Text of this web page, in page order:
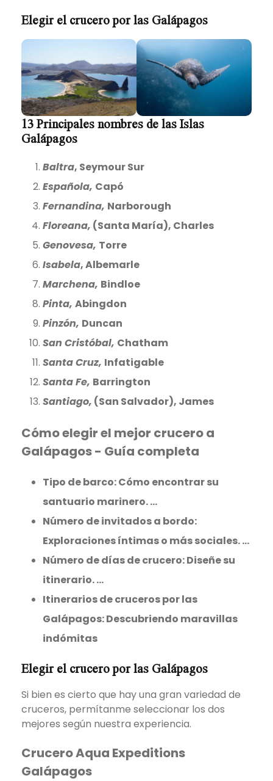
Elegir el crucero por las Galápagos
13 Principales nombres de las Islas
Galápagos
Baltra, Seymour Sur
Española, Capó
Fernandina, Narborough
Floreana, (Santa María), Charles
Genovesa, Torre
Isabela, Albemarle
Marchena, Bindloe
Pinta, Abingdon
Pinzón, Duncan
San Cristóbal, Chatham
Santa Cruz, Infatigable
Santa Fe, Barrington
Santiago, (San Salvador), James
Cómo elegir el mejor crucero a
Galápagos - Guía completa
Tipo de barco: Cómo encontrar su
santuario marinero. ...
Número de invitados a bordo:
Exploraciones íntimas o más sociales. ...
Número de días de crucero: Diseñe su
itinerario. ...
Itinerarios de cruceros por las
Galápagos: Descubriendo maravillas
indómitas
Elegir el crucero por las Galápagos
Si bien es cierto que hay una gran variedad de
cruceros, permítanme seleccionar los dos
mejores según nuestra experiencia.
Crucero Aqua Expeditions
Galápagos